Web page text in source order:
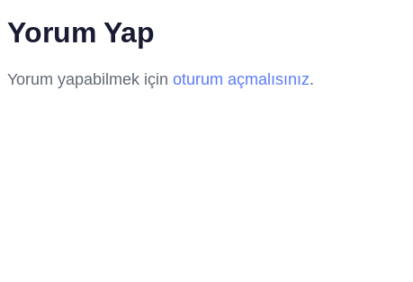
Yorum Yap
Yorum yapabilmek için oturum açmalısınız.